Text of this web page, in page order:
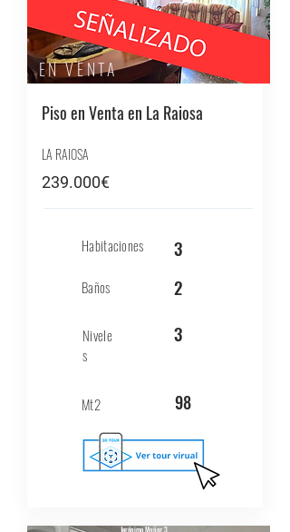
EN VENTA
Piso en Venta en La Raiosa
LA RAIOSA
239.000€
Habitaciones 3
Baños 2
Nivele
s
3
Mt2 98
Jerónimo Muñoz 3